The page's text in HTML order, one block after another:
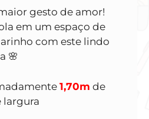
gesto de amor!
em um espaço de
com este lindo
🌸
1,70m de
largura